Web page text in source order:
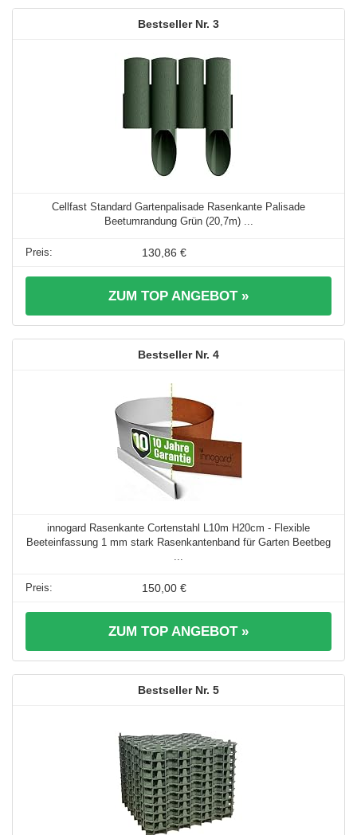
3
Cellfast Standard Gartenpalisade Rasenkante Palisade
Beetumrandung Grün (20,7m) ...
130,86 €
ZUM TOP ANGEBOT »
4
innogard Rasenkante Cortenstahl L10m H20cm - Flexible
Beeteinfassung 1 mm stark Rasenkantenband für Garten Beetbeg
...
150,00 €
ZUM TOP ANGEBOT »
5